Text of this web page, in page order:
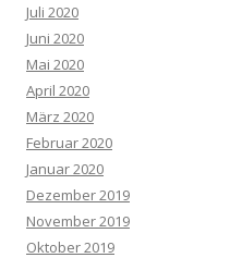
Juli 2020
Juni 2020
Mai 2020
April 2020
März 2020
Februar 2020
Januar 2020
Dezember 2019
November 2019
Oktober 2019